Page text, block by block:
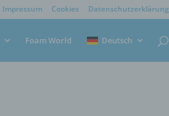
Impressum Cookies Datenschutzerklärung
Foam World Deutsch